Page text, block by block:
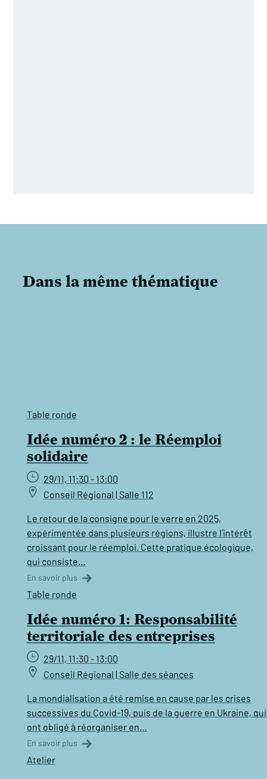
Dans la même thématique
Table ronde
Idée numéro 2 : le Réemploi
solidaire
29/11, 11:30 - 13:00
Conseil Régional | Salle 112
Le retour de la consigne pour le verre en 2025,
expérimentée dans plusieurs régions, illustre l’intérêt
croissant pour le réemploi. Cette pratique écologique,
qui consiste…
En savoir plus
Table ronde
Idée numéro 1: Responsabilité
territoriale des entreprises
29/11, 11:30 - 13:00
Conseil Régional | Salle des séances
La mondialisation a été remise en cause par les crises
successives du Covid-19, puis de la guerre en Ukraine, qui
ont obligé à réorganiser en…
En savoir plus
Atelier